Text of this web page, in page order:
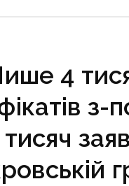
4
з-
тисяч